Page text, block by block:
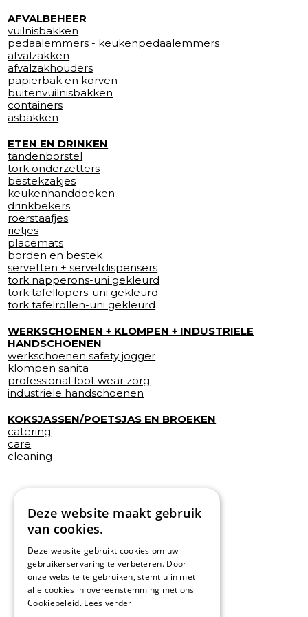
AFVALBEHEER
vuilnisbakken
pedaalemmers - keukenpedaalemmers
afvalzakken
afvalzakhouders
papierbak en korven
buitenvuilnisbakken
containers
asbakken
ETEN EN DRINKEN
tandenborstel
tork onderzetters
bestekzakjes
keukenhanddoeken
drinkbekers
roerstaafjes
rietjes
placemats
borden en bestek
servetten + servetdispensers
tork napperons-uni gekleurd
tork tafellopers-uni gekleurd
tork tafelrollen-uni gekleurd
WERKSCHOENEN + KLOMPEN + INDUSTRIELE
HANDSCHOENEN
werkschoenen safety jogger
klompen sanita
professional foot wear zorg
industriele handschoenen
KOKSJASSEN/POETSJAS EN BROEKEN
catering
care
cleaning
Deze website maakt gebruik
van cookies.
Deze website gebruikt cookies om uw
gebruikerservaring te verbeteren. Door
onze website te gebruiken, stemt u in met
alle cookies in overeenstemming met ons
Cookiebeleid. Lees verder